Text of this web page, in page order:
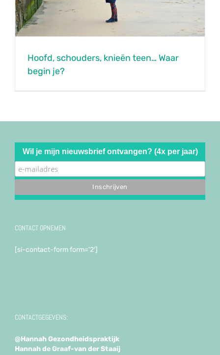
Hoofd, schouders, knieën teen… Waar
begin je?
Wil je mijn nieuwsbrief ontvangen? (4x per jaar)
CONTACT OPNEMEN
[si-contact-form form='2']
CONTACTGEGEVENS:
@Hannah Gezondheidspraktijk
Hannah de Graaf-van der Staaij